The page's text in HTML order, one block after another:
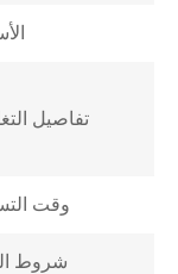
تفاصيل
وقت
شروط